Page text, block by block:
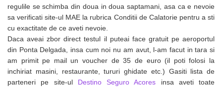
regulile se schimba din doua in doua saptamani, asa ca e nevoie
sa verificati site-ul MAE la rubrica Conditii de Calatorie pentru a sti
cu exactitate de ce aveti nevoie.
Daca aveai zbor direct testul il puteai face gratuit pe aeroportul
din Ponta Delgada, insa cum noi nu am avut, l-am facut in tara si
am primit pe mail un voucher de 35 de euro (il poti folosi la
inchiriat masini, restaurante, tururi ghidate etc.) Gasiti lista de
parteneri pe site-ul Destino Seguro Acores insa aveti toate